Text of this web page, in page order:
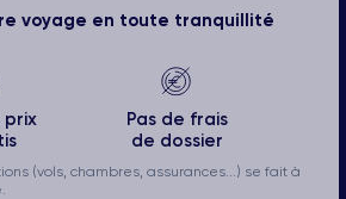
voyage en toute tranquillité
prix
Pas de frais
de dossier
(vols, chambres, assurances...) se fait à